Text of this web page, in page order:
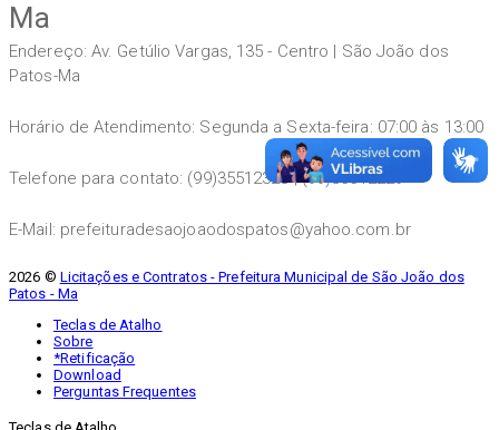
Ma
Endereço: Av. Getúlio Vargas, 135 - Centro | São João dos
Patos-Ma
Horário de Atendimento: Segunda a Sexta-feira: 07:00 às 13:00
Telefone para contato: (99)35512328 | (99)35512229
E-Mail: prefeituradesaojoaodospatos@yahoo.com.br
2026 © Licitações e Contratos - Prefeitura Municipal de São João dos
Patos - Ma
Teclas de Atalho
Sobre
*Retificação
Download
Perguntas Frequentes